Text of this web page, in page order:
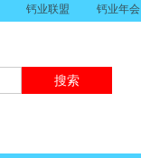
钙业联盟 钙业年会